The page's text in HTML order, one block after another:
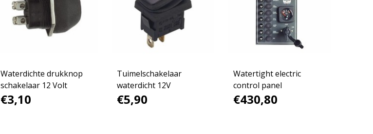
Waterdichte drukknop
schakelaar 12 Volt
€3,10
Tuimelschakelaar
waterdicht 12V
€5,90
Watertight electric
control panel
€430,80